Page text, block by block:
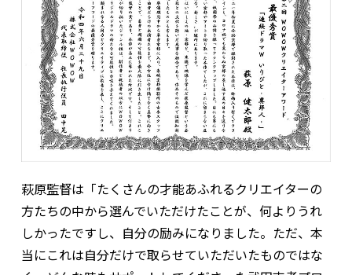
萩原監督は「たくさんの才能あふれるクリエイターの
方たちの中から選んでいただけたことが、何よりうれ
しかったですし、自分の励みになりました。ただ、本
当にこれは自分だけで取らせていただいたものではな